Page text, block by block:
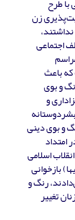
با طرح
زن
اجتماعی
باعث
و بوی
و
و بوی دینی
امتداد
اسلامی
بازخوانی
رنگ و
تغییر